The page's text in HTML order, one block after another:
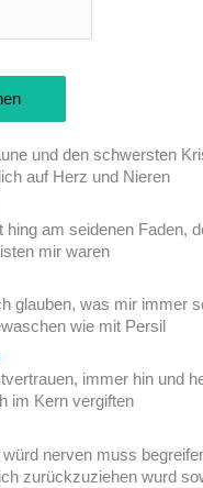
und den schwersten
auf Herz und Nieren
hing am seidenen Faden,
mir waren
glauben, was mir immer
wie mit Persil
immer hin und
im Kern vergiften
nerven muss
zurückzuziehen wurd